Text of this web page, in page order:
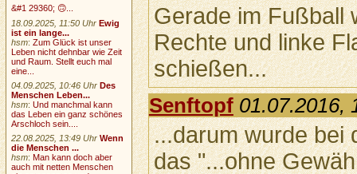
Gerade im Fußball
Rechte und linke
schießen...
Senftopf 01.07.2016,
...darum wurde bei
das "...ohne
&#1 29360; 🙃...
18.09.2025, 11:50 Uhr Ewig
ist ein lange...
hsm:Zum Glück ist unser
Leben nicht dehnbar wie Zeit
und Raum. Stellt euch mal
eine...
04.09.2025, 10:46 Uhr Des
Menschen Leben...
hsm:Und manchmal kann
das Leben ein ganz schönes
Arschloch sein....
22.08.2025, 13:49 Uhr Wenn
die Menschen ...
hsm:Man kann doch aber
auch mit netten Menschen